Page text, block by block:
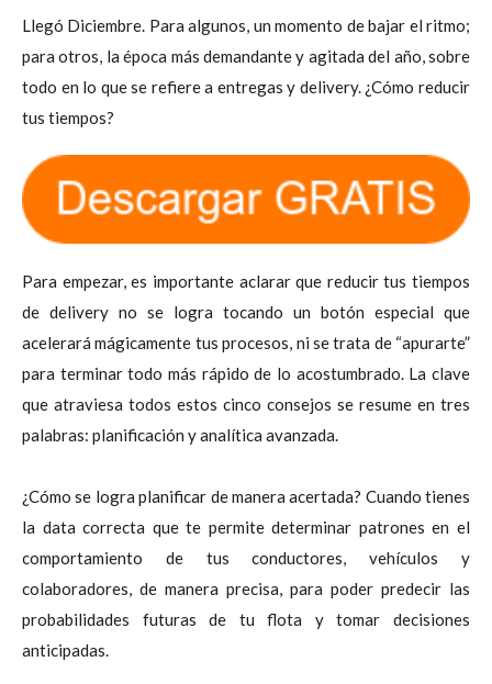
Llegó Diciembre. Para algunos, un momento de bajar el ritmo;
para otros, la época más demandante y agitada del año, sobre
todo en lo que se refiere a entregas y delivery. ¿Cómo reducir
tus tiempos?
Para empezar, es importante aclarar que reducir tus tiempos
de delivery no se logra tocando un botón especial que
acelerará mágicamente tus procesos, ni se trata de “apurarte”
para terminar todo más rápido de lo acostumbrado. La clave
que atraviesa todos estos cinco consejos se resume en tres
palabras: planificación y analítica avanzada.
¿Cómo se logra planificar de manera acertada? Cuando tienes
la data correcta que te permite determinar patrones en el
comportamiento de tus conductores, vehículos y
colaboradores, de manera precisa, para poder predecir las
probabilidades futuras de tu flota y tomar decisiones
anticipadas.